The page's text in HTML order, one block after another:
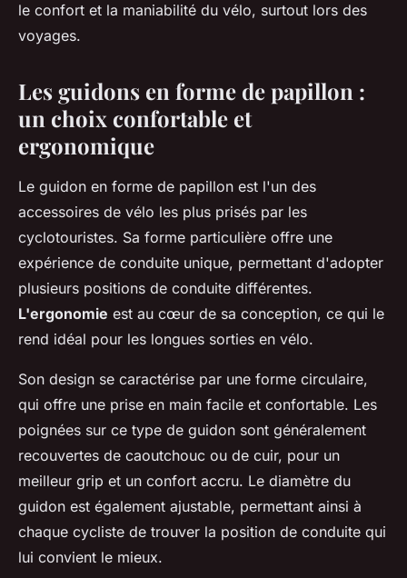
le confort et la maniabilité du vélo, surtout lors des
voyages.
Les guidons en forme de papillon :
un choix confortable et
ergonomique
Le guidon en forme de papillon est l'un des
accessoires de vélo les plus prisés par les
cyclotouristes. Sa forme particulière offre une
expérience de conduite unique, permettant d'adopter
plusieurs positions de conduite différentes.
L'ergonomie est au cœur de sa conception, ce qui le
rend idéal pour les longues sorties en vélo.
Son design se caractérise par une forme circulaire,
qui offre une prise en main facile et confortable. Les
poignées sur ce type de guidon sont généralement
recouvertes de caoutchouc ou de cuir, pour un
meilleur grip et un confort accru. Le diamètre du
guidon est également ajustable, permettant ainsi à
chaque cycliste de trouver la position de conduite qui
lui convient le mieux.